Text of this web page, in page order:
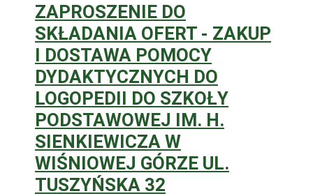
ZAPROSZENIE DO
SKŁADANIA OFERT - ZAKUP
I DOSTAWA POMOCY
DYDAKTYCZNYCH DO
LOGOPEDII DO SZKOŁY
PODSTAWOWEJ IM. H.
SIENKIEWICZA W
WIŚNIOWEJ GÓRZE UL.
TUSZYŃSKA 32